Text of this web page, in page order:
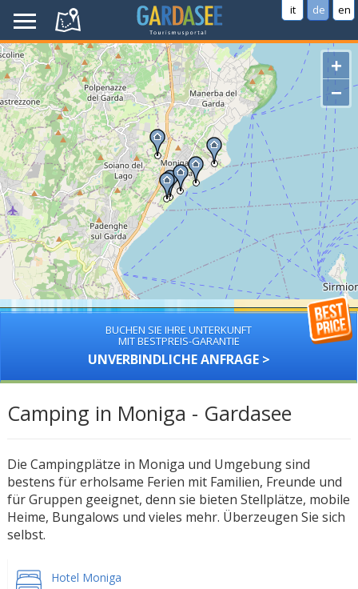
it de en
+
−
BUCHEN SIE IHRE UNTERKUNFT
MIT BESTPREIS-GARANTIE
UNVERBINDLICHE ANFRAGE >
Camping in Moniga - Gardasee
Die Campingplätze in Moniga und Umgebung sind
bestens für erholsame Ferien mit Familien, Freunde und
für Gruppen geeignet, denn sie bieten Stellplätze, mobile
Heime, Bungalows und vieles mehr. Überzeugen Sie sich
selbst.
Hotel Moniga